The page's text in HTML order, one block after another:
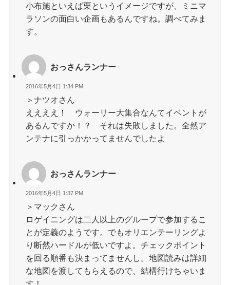
小布施といえば栗というイメージですが、ミニマ
ラソンの面白い企画もあるんですね。調べてみま
す。
おっさんランナー
2016年5月4日 1:34 PM
＞ナツオさん
ええええ！ ウォーリー大集合なんてイベントが
あるんですか！？ それは失敗しました。全然ア
ンテナに引っかかってませんでしたよ
おっさんランナー
2016年5月4日 1:37 PM
＞マックさん
ロゲイニングは二人以上のグループで参加するこ
とが定義のようです。でもオリエンテーリングよ
り断然ハードルが低いですよ。チェックポイント
を回る順番も決まってませんし。地図読みは詳細
な地図を渡してもらえるので、結構行けちゃいま